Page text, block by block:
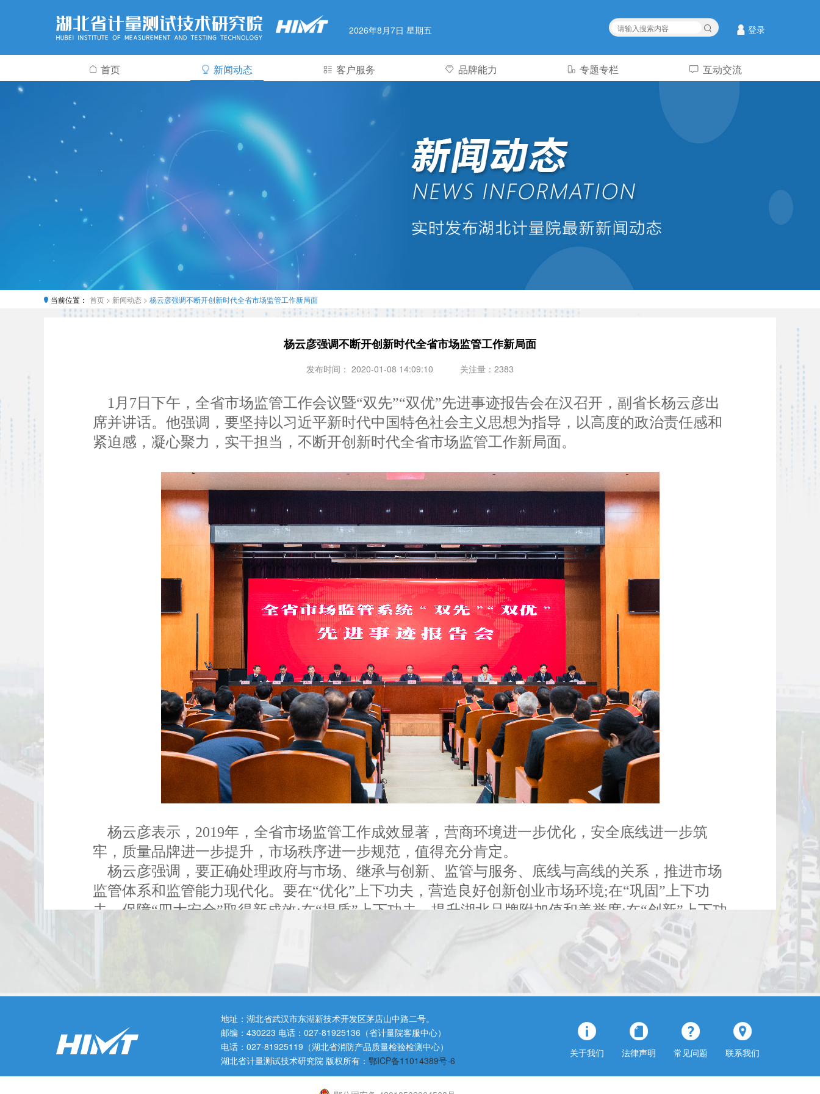
2026年8月7日 星期五 登录
首页 新闻动态 客户服务 品牌能力 专题专栏 互动交流
当前位置： 首页 > 新闻动态 > 杨云彦强调不断开创新时代全省市场监管工作新局面
杨云彦强调不断开创新时代全省市场监管工作新局面
发布时间： 2020-01-08 14:09:10 关注量：2383
1月7日下午，全省市场监管工作会议暨“双先”“双优”先进事迹报告会在汉召开，副省长杨云彦出
席并讲话。他强调，要坚持以习近平新时代中国特色社会主义思想为指导，以高度的政治责任感和
紧迫感，凝心聚力，实干担当，不断开创新时代全省市场监管工作新局面。
杨云彦表示，2019年，全省市场监管工作成效显著，营商环境进一步优化，安全底线进一步筑
牢，质量品牌进一步提升，市场秩序进一步规范，值得充分肯定。
杨云彦强调，要正确处理政府与市场、继承与创新、监管与服务、底线与高线的关系，推进市场
监管体系和监管能力现代化。要在“优化”上下功夫，营造良好创新创业市场环境;在“巩固”上下功
夫，保障“四大安全”取得新成效;在“提质”上下功夫，提升湖北品牌附加值和美誉度;在“创新”上下功
夫，不断激发市场活力和社会创造力;在“融合”上下功夫，加快职能融合，增强融合的深度和广度;
在“增效”上下功夫，努力创造质量强省新业绩，为助推湖北高质量发展作出新贡献。
地址：湖北省武汉市东湖新技术开发区茅店山中路二号。
邮编：430223 电话：027-81925136（省计量院客服中心）
电话：027-81925119（湖北省消防产品质量检验检测中心）
湖北省计量测试技术研究院 版权所有： 鄂ICP备11014389号-6
关于我们 法律声明 常见问题 联系我们